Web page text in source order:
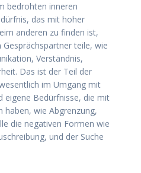
bedrohten inneren
das mit hoher
anderen zu finden ist,
teile, wie
Verständnis,
Das ist der Teil der
im Umgang mit
eigene Bedürfnisse, die mit
haben, wie Abgrenzung,
die negativen Formen wie
und der Suche